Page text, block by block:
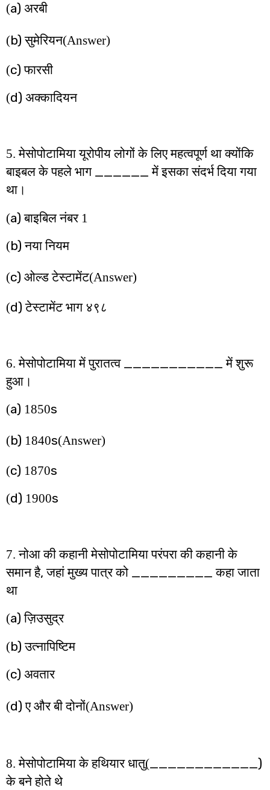
(a) अरबी
(b)सुमेरियन(Answer)
(c)फारसी
(d) अक्कादियन
5. मेसोपोटामिया यूरोपीय लोगों के लिए महत्वपूर्ण था क्योंकि
बाइबल के पहले भाग ______में इसका संदर्भ दिया गया
था।
(a)बाइबिल नंबर 1
(b)नया नियम
(c) ओल्ड टेस्टामेंट(Answer)
(d)टेस्टामेंट भाग ४९८
6. मेसोपोटामिया में पुरातत्व ___________में शुरू
हुआ।
(a) 1850s
(b) 1840s(Answer)
(c) 1870s
(d) 1900s
7. नोआ की कहानी मेसोपोटामिया परंपरा की कहानी के
समान है,जहां मुख्य पात्र को _________कहा जाता
था
(a)ज़िउसुद्र
(b)उत्नापिष्टिम
(c) अवतार
(d)ए और बी दोनों(Answer)
8. मेसोपोटामिया के हथियार धातु(____________)
के बने होते थे